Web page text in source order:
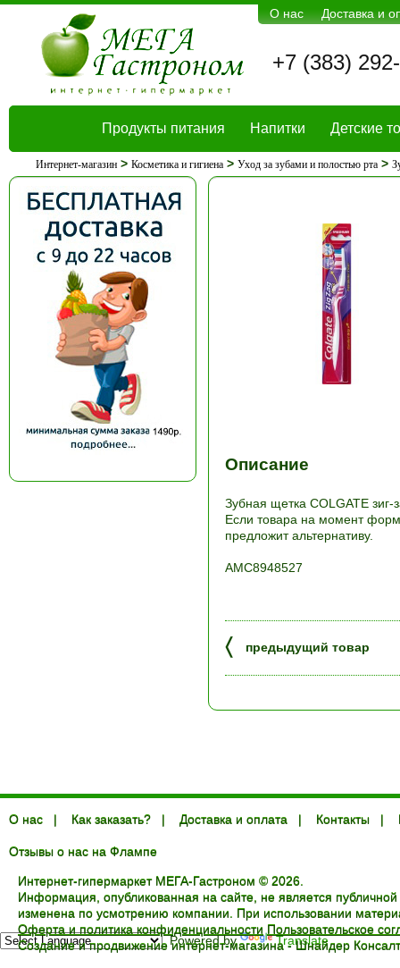
О нас Доставка и
+7 (383)
Продукты питания Напитки Детские
Интернет-магазин> Косметика и гигиена> Уход за зубами и полостью рта>
Описание
Зубная щетка COLGATE зиг-
Если товара на момент
предложит альтернативу.
АМС8948527
〈 предыдущий товар
О нас | Как заказать? | Доставка и оплата | Контакты |
Отзывы о нас на Флампе
Интернет-гипермаркет МЕГА-Гастроном © 2026.
Информация, опубликованная на сайте, не является
изменена по усмотрению компании. При использовании
Оферта и политика конфиденциальности Пользовательское
Создание и продвижение интернет-магазина -Шнайдер
Powered by Translate